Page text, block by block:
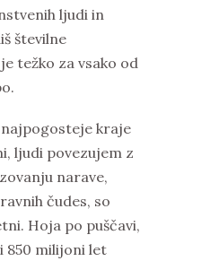
ljudi in
številne
težko za vsako od
kraje
ljudi povezujem z
narave,
čudes, so
Hoja po puščavi,
850 milijoni let